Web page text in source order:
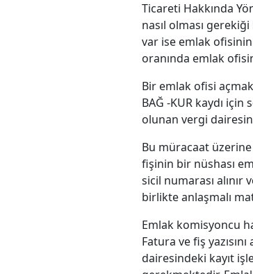
Ticareti Hakkında
nasıl olması
var ise emlak
oranında emlak
Bir emlak ofisi
BAĞ -KUR kaydı
olunan vergi
Bu müracaat
fişinin bir nüshası
sicil numarası alınır
birlikte anlaşmalı
Emlak komisyoncu
Fatura ve fiş
dairesindeki kayıt